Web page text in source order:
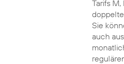
Tarifs
Sie
auch